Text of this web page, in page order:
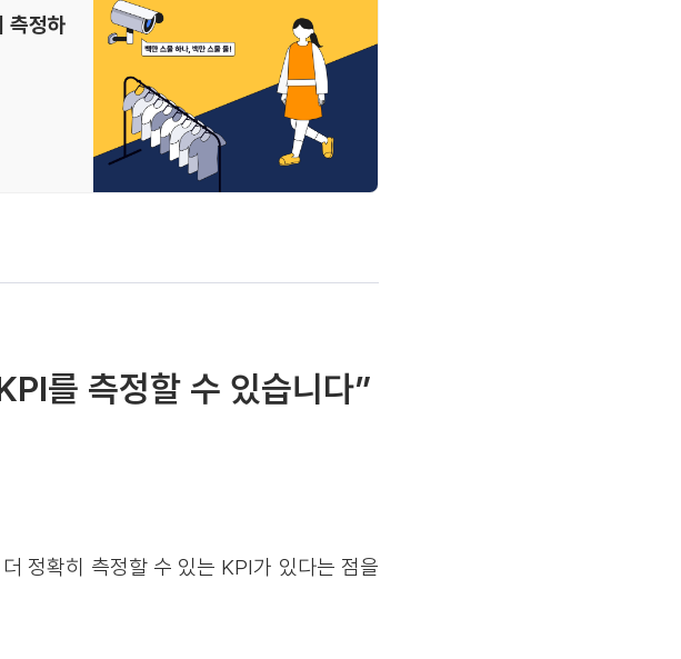
측정하
를 측정할 수 있습니다”
정확히 측정할 수 있는 KPI가 있다는 점을